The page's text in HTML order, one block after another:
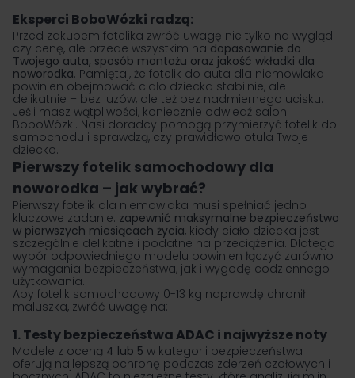
Eksperci BoboWózki radzą:
Przed zakupem fotelika zwróć uwagę nie tylko na wygląd
czy cenę, ale przede wszystkim na dopasowanie do
Twojego auta, sposób montażu oraz jakość wkładki dla
noworodka. Pamiętaj, że fotelik do auta dla niemowlaka
powinien obejmować ciało dziecka stabilnie, ale
delikatnie – bez luzów, ale też bez nadmiernego ucisku.
Jeśli masz wątpliwości, koniecznie odwiedź salon
BoboWózki. Nasi doradcy pomogą przymierzyć fotelik do
samochodu i sprawdzą, czy prawidłowo otula Twoje
dziecko.
Pierwszy fotelik samochodowy dla
noworodka – jak wybrać?
Pierwszy fotelik dla niemowlaka musi spełniać jedno
kluczowe zadanie: zapewnić maksymalne bezpieczeństwo
w pierwszych miesiącach życia, kiedy ciało dziecka jest
szczególnie delikatne i podatne na przeciążenia. Dlatego
wybór odpowiedniego modelu powinien łączyć zarówno
wymagania bezpieczeństwa, jak i wygodę codziennego
użytkowania.
Aby fotelik samochodowy 0-13 kg naprawdę chronił
maluszka, zwróć uwagę na:
1. Testy bezpieczeństwa ADAC i najwyższe noty
Modele z oceną 4 lub 5 w kategorii bezpieczeństwa
oferują najlepszą ochronę podczas zderzeń czołowych i